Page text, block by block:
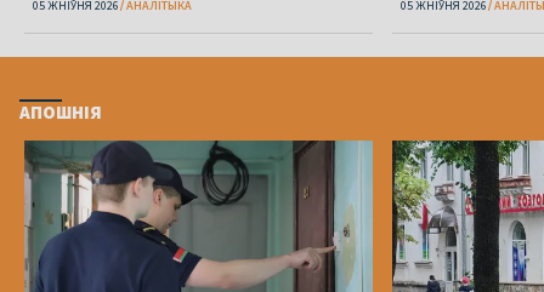
05 ЖНІЎНЯ 2026 АНАЛІТЫКА 05 ЖНІЎНЯ 2026
АПОШНІЯ